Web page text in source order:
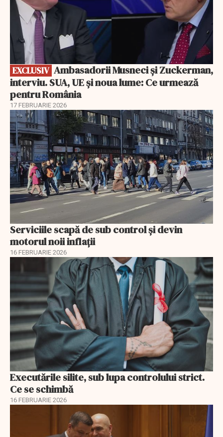
EXCLUSIV
interviu. SUA, UE și noua lume: Ce urmează
pentru România
17 FEBRUARIE 2026
Serviciile scapă de sub control și devin
motorul noii inflații
16 FEBRUARIE 2026
Executările silite, sub lupa controlului strict.
Ce se schimbă
16 FEBRUARIE 2026